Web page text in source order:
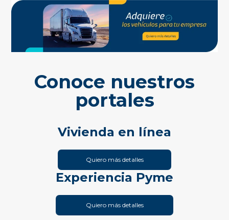
Conoce nuestros
portales
Vivienda en línea
Quiero más detalles
Experiencia Pyme
Quiero más detalles